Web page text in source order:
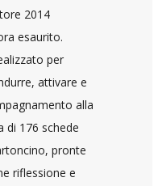
2014
esaurito.
per
attivare e
alla
di 176 schede
pronte
riflessione e